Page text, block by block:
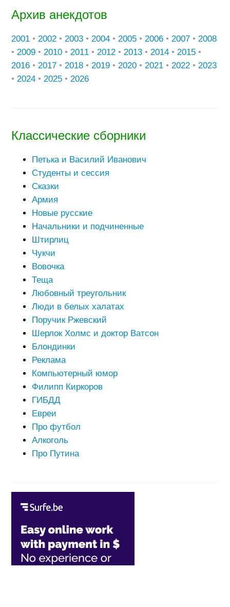
Архив анекдотов
2001 • 2002 • 2003 • 2004 • 2005 • 2006 • 2007 • 2008
• 2009 • 2010 • 2011 • 2012 • 2013 • 2014 • 2015 •
2016 • 2017 • 2018 • 2019 • 2020 • 2021 • 2022 • 2023
• 2024 • 2025 • 2026
Классические сборники
Петька и Василий Иванович
Студенты и сессия
Сказки
Армия
Новые русские
Начальники и подчиненные
Штирлиц
Чукчи
Вовочка
Теща
Любовный треугольник
Люди в белых халатах
Поручик Ржевский
Шерлок Холмс и доктор Ватсон
Блондинки
Реклама
Компьютерный юмор
Филипп Киркоров
ГИБДД
Евреи
Про футбол
Алкоголь
Про Путина